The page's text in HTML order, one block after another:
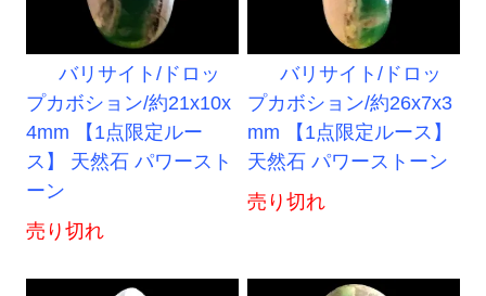
バリサイト/ドロッ
プカボション/約21x10x
4mm 【1点限定ルー
ス】 天然石 パワースト
ーン
売り切れ
バリサイト/ドロッ
プカボション/約26x7x3
mm 【1点限定ルース】
天然石 パワーストーン
売り切れ